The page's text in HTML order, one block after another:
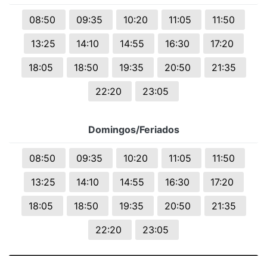
08:50 09:35 10:20 11:05
11:50
13:25
14:10 14:55 16:30
17:20
18:05
18:50 19:35 20:50
21:35
22:20
23:05
Domingos/Feriados
08:50 09:35 10:20 11:05
11:50
13:25
14:10 14:55 16:30
17:20
18:05
18:50 19:35 20:50
21:35
22:20
23:05